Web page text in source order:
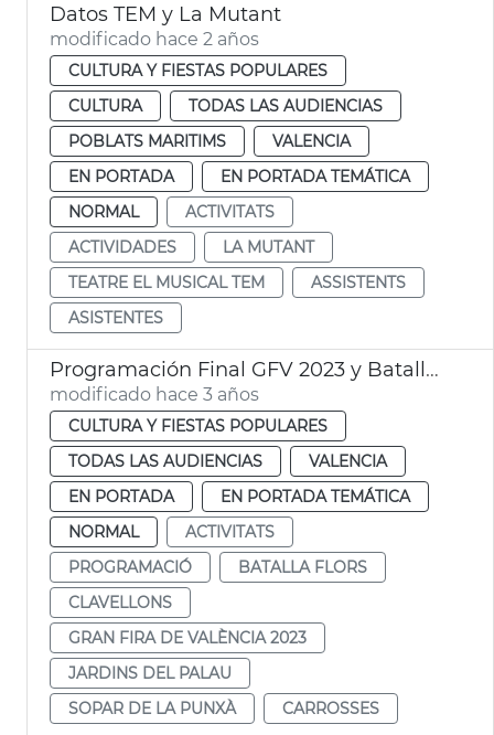
Datos TEM y La Mutant
modificado hace 2 años
CULTURA Y FIESTAS POPULARES
CULTURA
TODAS LAS AUDIENCIAS
POBLATS MARITIMS
VALENCIA
EN PORTADA
EN PORTADA TEMÁTICA
NORMAL
ACTIVITATS
ACTIVIDADES
LA MUTANT
TEATRE EL MUSICAL TEM
ASSISTENTS
ASISTENTES
Programación Final GFV 2023 y Batalla de Flores
modificado hace 3 años
CULTURA Y FIESTAS POPULARES
TODAS LAS AUDIENCIAS
VALENCIA
EN PORTADA
EN PORTADA TEMÁTICA
NORMAL
ACTIVITATS
PROGRAMACIÓ
BATALLA FLORS
CLAVELLONS
GRAN FIRA DE VALÈNCIA 2023
JARDINS DEL PALAU
SOPAR DE LA PUNXÀ
CARROSSES